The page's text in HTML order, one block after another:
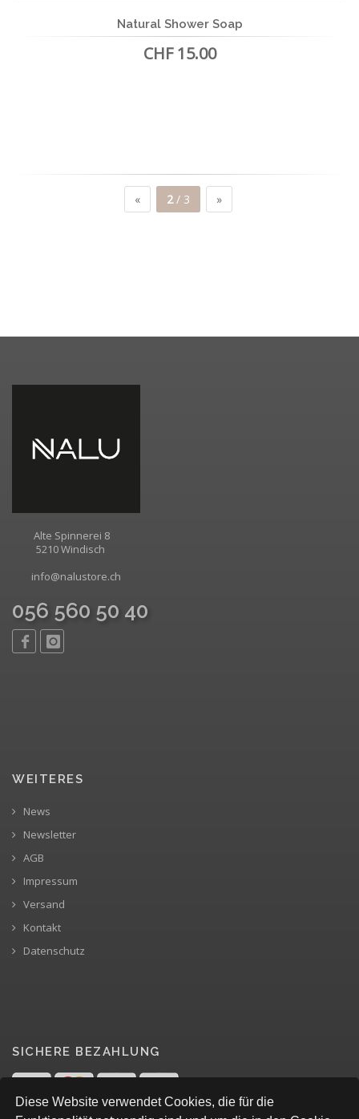
Diese Website verwendet Cookies, die für die
Natural Shower Soap
CHF 15.00
« 2/ 3 »
Alte Spinnerei 8
5210 Windisch
info@nalustore.ch
056 560 50 40
WEITERES
News
Newsletter
AGB
Impressum
Versand
Kontakt
Datenschutz
SICHERE BEZAHLUNG